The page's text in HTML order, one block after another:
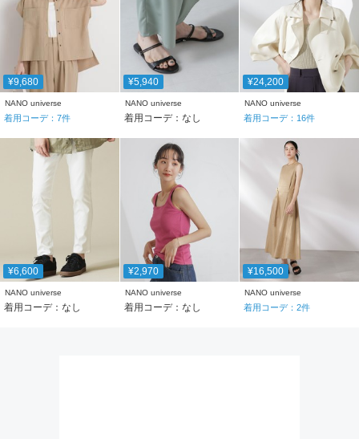
¥9,680
NANO universe
着用コーデ： 7件
¥5,940
NANO universe
着用コーデ：なし
¥24,200
NANO universe
着用コーデ： 16件
¥6,600
NANO universe
着用コーデ：なし
¥2,970
NANO universe
着用コーデ：なし
¥16,500
NANO universe
着用コーデ：2件